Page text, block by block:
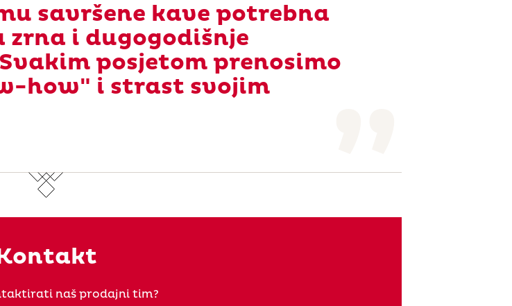
savršene kave potrebna
zrna i dugogodišnje
posjetom prenosimo
how" i strast svojim
naš prodajni tim?